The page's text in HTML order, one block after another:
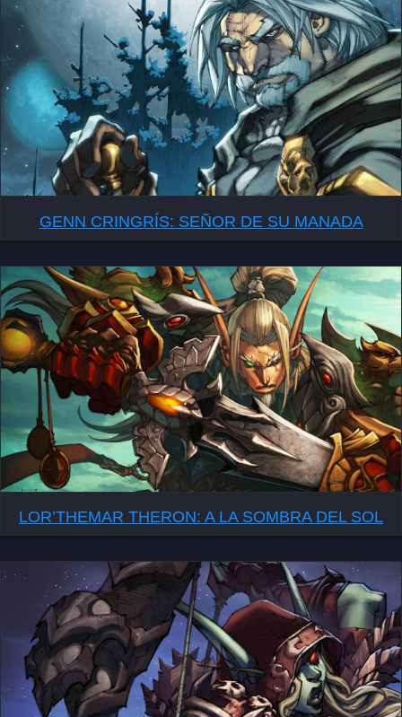
GENN CRINGRÍS: SEÑOR DE SU MANADA
LOR’THEMAR THERON: A LA SOMBRA DEL SOL